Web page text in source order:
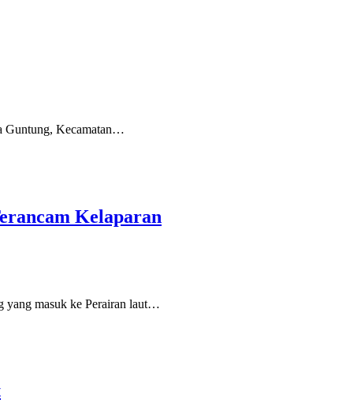
Guntung, Kecamatan…
Kelaparan
yang masuk ke Perairan laut…